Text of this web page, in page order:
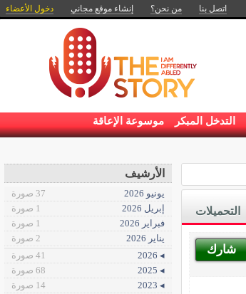
اتصل بنا من نحن؟ إنشاء موقع مجاني دخول الأعضاء
التدخل المبكر موسوعة الإعاقة
التحميلات
شارك
الأرشيف
يونيو 2026
37 صورة
إبريل 2026
1 صورة
فبراير 2026
1 صورة
يناير 2026
2 صورة
◂ 2026
41 صورة
◂ 2025
68 صورة
◂ 2023
14 صورة